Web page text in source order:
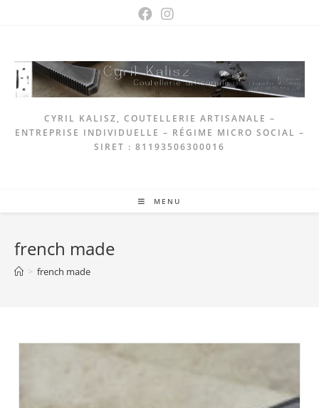
CYRIL KALISZ, COUTELLERIE ARTISANALE –
ENTREPRISE INDIVIDUELLE – RÉGIME MICRO SOCIAL –
SIRET : 81193506300016
MENU
french made
> french made